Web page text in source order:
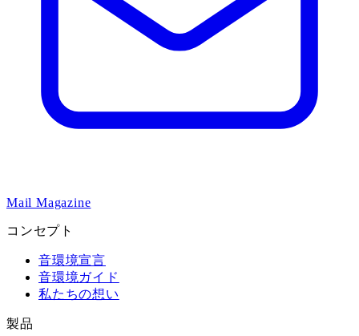
Mail Magazine
コンセプト
音環境宣言
音環境ガイド
私たちの想い
製品